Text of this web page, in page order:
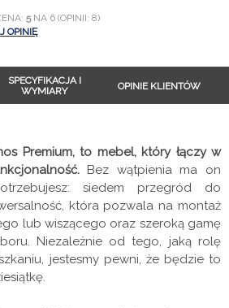
5NA 6 (OPINII: 8)
OPINIĘ
SPECYFIKACJA I
WYMIARY
OPINIE KLIENTÓW
Premium, to mebel, który łączy w
Bez wątpienia ma on
siedem przegród do
która pozwala na montaż
lub wiszącego oraz szeroką gamę
Niezależnie od tego, jaką rolę
jestesmy pewni, że będzie to